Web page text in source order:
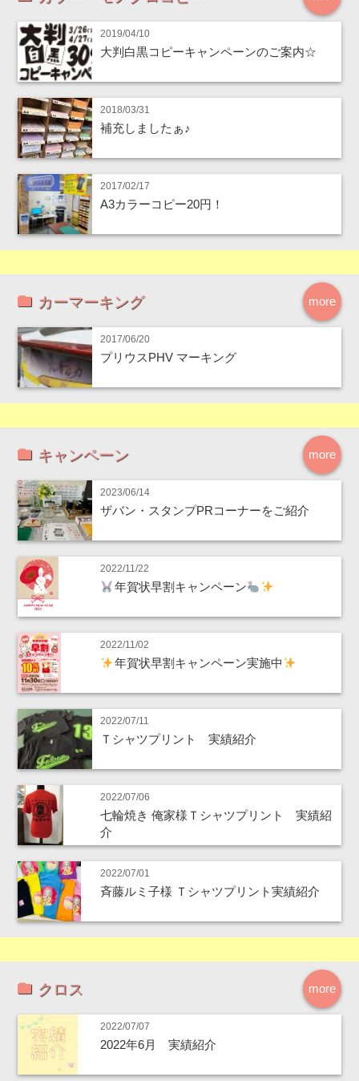
2019/04/10
大判白黒コピーキャンペーンのご案内☆
2018/03/31
補充しましたぁ♪
2017/02/17
A3カラーコピー20円！
more
カーマーキング
2017/06/20
プリウスPHV マーキング
more
キャンペーン
2023/06/14
ザバン・スタンプPRコーナーをご紹介
2022/11/22
年賀状早割キャンペーン
2022/11/02
年賀状早割キャンペーン実施中
2022/07/11
Ｔシャツプリント 実績紹介
2022/07/06
七輪焼き 俺家様Ｔシャツプリント 実績紹
介
2022/07/01
斉藤ルミ子様 Ｔシャツプリント実績紹介
more
クロス
2022/07/07
2022年6月 実績紹介